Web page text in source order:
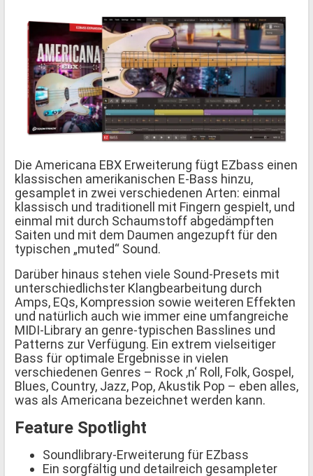
Die Americana EBX Erweiterung fügt EZbass einen
klassischen amerikanischen E-Bass hinzu,
gesamplet in zwei verschiedenen Arten: einmal
klassisch und traditionell mit Fingern gespielt, und
einmal mit durch Schaumstoff abgedämpften
Saiten und mit dem Daumen angezupft für den
typischen „muted“ Sound.
Darüber hinaus stehen viele Sound-Presets mit
unterschiedlichster Klangbearbeitung durch
Amps, EQs, Kompression sowie weiteren Effekten
und natürlich auch wie immer eine umfangreiche
MIDI-Library an genre-typischen Basslines und
Patterns zur Verfügung. Ein extrem vielseitiger
Bass für optimale Ergebnisse in vielen
verschiedenen Genres – Rock ‚n‘ Roll, Folk, Gospel,
Blues, Country, Jazz, Pop, Akustik Pop – eben alles,
was als Americana bezeichnet werden kann.
Feature Spotlight
Soundlibrary-Erweiterung für EZbass
Ein sorgfältig und detailreich gesampleter